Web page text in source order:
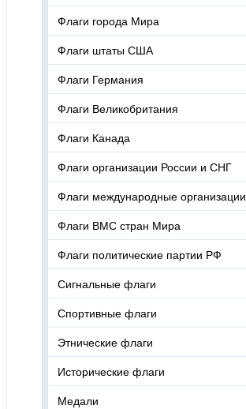
Флаги города Мира
Флаги штаты США
Флаги Германия
Флаги Великобритания
Флаги Канада
Флаги организации России и СНГ
Флаги международные организации
Флаги ВМС стран Мира
Флаги политические партии РФ
Сигнальные флаги
Спортивные флаги
Этнические флаги
Исторические флаги
Медали